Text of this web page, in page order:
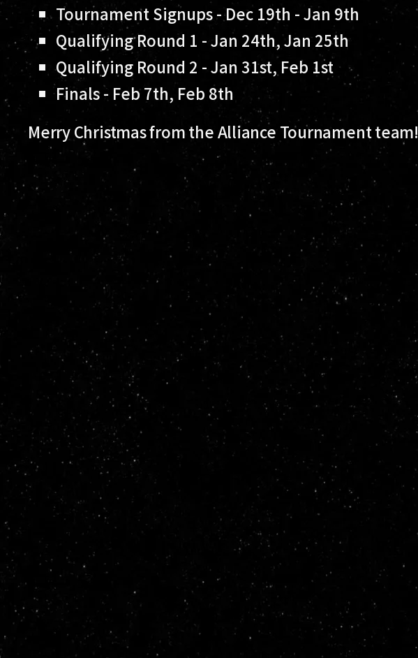
Tournament Signups - Dec 19th - Jan 9th
Qualifying Round 1 - Jan 24th, Jan 25th
Qualifying Round 2 - Jan 31st, Feb 1st
Finals - Feb 7th, Feb 8th
Merry Christmas from the Alliance Tournament team!